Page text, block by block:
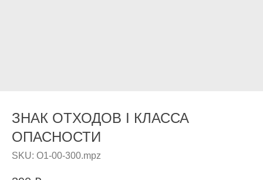
ЗНАК ОТХОДОВ I КЛАССА
ОПАСНОСТИ
SKU: O1-00-300.mpz